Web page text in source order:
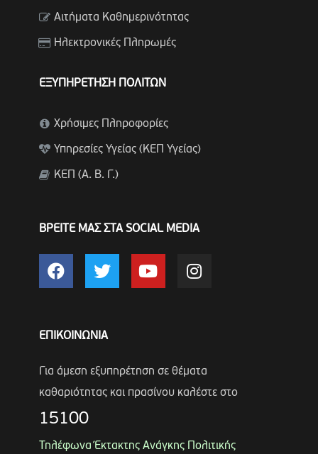
Αιτήματα Καθημερινότητας
Ηλεκτρονικές Πληρωμές
ΕΞΥΠΗΡΕΤΗΣΗ ΠΟΛΙΤΩΝ
Χρήσιμες Πληροφορίες
Υπηρεσίες Υγείας (ΚΕΠ Υγείας)
ΚΕΠ (Α. Β. Γ.)
ΒΡΕΙΤΕ ΜΑΣ ΣΤΑ SOCIAL MEDIA
ΕΠΙΚΟΙΝΩΝΙΑ
Για άμεση εξυπηρέτηση σε θέματα
καθαριότητας και πρασίνου καλέστε στο
15100
Τηλέφωνα Έκτακτης Ανάγκης Πολιτικής